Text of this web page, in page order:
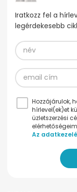
Iratkozz fel a
legérdekesebb
Hozzájárulok,
hírlevel(ek)et
üzletszerzési
Az